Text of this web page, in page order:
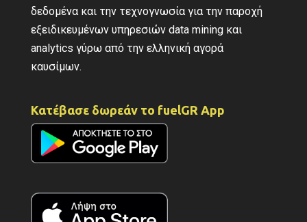
δεδομένα και την τεχνογνωσία για την παροχή
εξειδικευμένων υπηρεσιών data mining και
analytics γύρω από την ελληνική αγορά
καυσίμων.
Κατέβασε δωρεάν το fuelGR App